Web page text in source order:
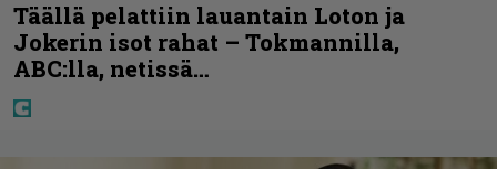
Täällä pelattiin lauantain Loton ja
Jokerin isot rahat – Tokmannilla,
ABC:lla, netissä…